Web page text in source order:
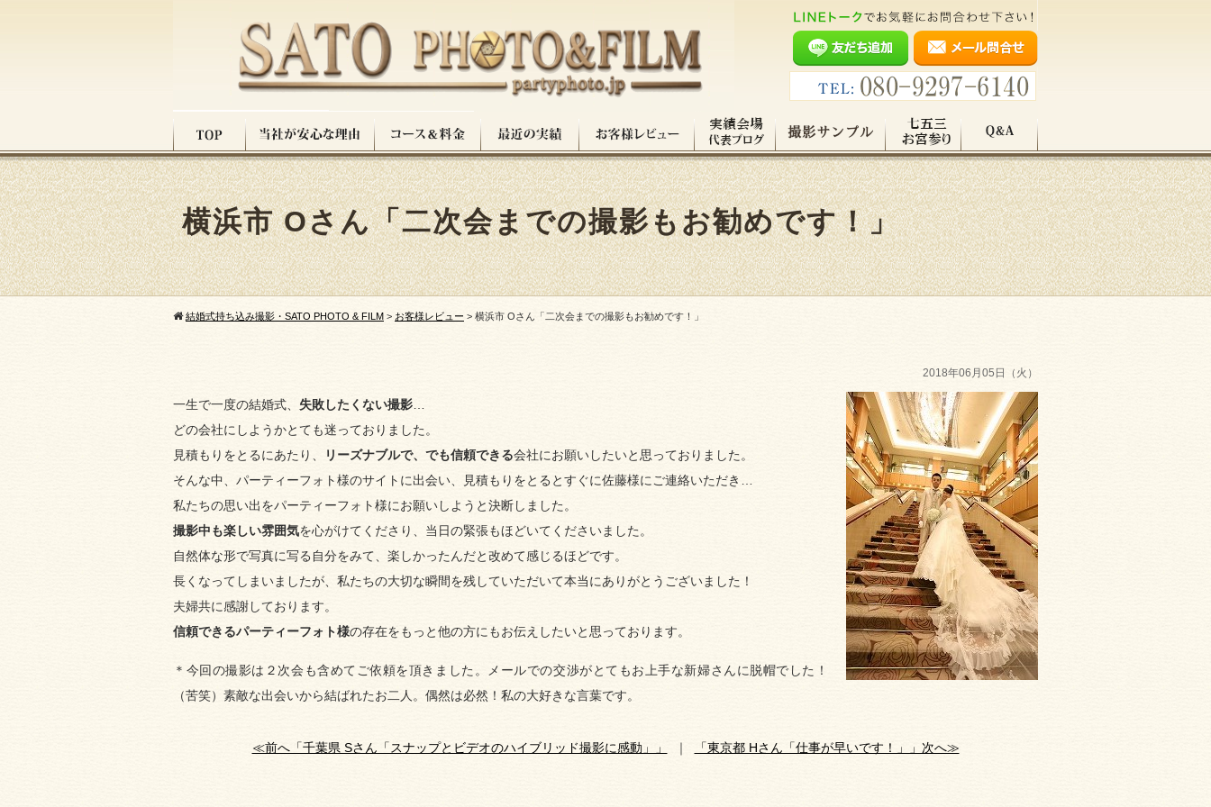
横浜市 Oさん「二次会までの撮影もお勧めです！」
結婚式持ち込み撮影・SATO PHOTO & FILM > お客様レビュー > 横浜市 Oさん「二次会までの撮影もお勧めです！」
2018年06月05日（火）
一生で一度の結婚式、 失敗したくない撮影
どの会社にしようかとても迷っておりました。
見積もりをとるにあたり、
リーズナブルで、でも信頼できる会社にお願いしたいと思っておりました。
そんな中、パーティーフォト様のサイトに出会い、見積もりをとるとすぐに佐藤様にご連絡いただき…
私たちの思い出をパーティーフォト様にお願いしようと決断しました。
撮影中も楽しい雰囲気を心がけてくださり、当日の緊張もほどいてくださいました。
自然体な形で写真に写る自分をみて、楽しかったんだと改めて感じるほどです。
長くなってしまいましたが、私たちの大切な瞬間を残していただいて本当にありがとうございました！
夫婦共に感謝しております。
信頼できるパーティーフォト様の存在をもっと他の方にもお伝えしたいと思っております。
＊今回の撮影は２次会も含めてご依頼を頂きました。メールでの交渉がとてもお上手な新婦さんに脱帽でした！
（苦笑）素敵な出会いから結ばれたお二人。偶然は必然！私の大好きな言葉です。
≪前へ「千葉県 Sさん「スナップとビデオのハイブリッド撮影に感動」」 ｜ 「東京都 Hさん「仕事が早いです！」」次へ≫